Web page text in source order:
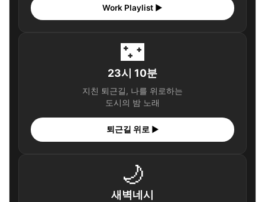
Work Playlist ▶
🌃
23시 10분
지친 퇴근길, 나를 위로하는
도시의 밤 노래
퇴근길 위로 ▶
🌙
새벽네시